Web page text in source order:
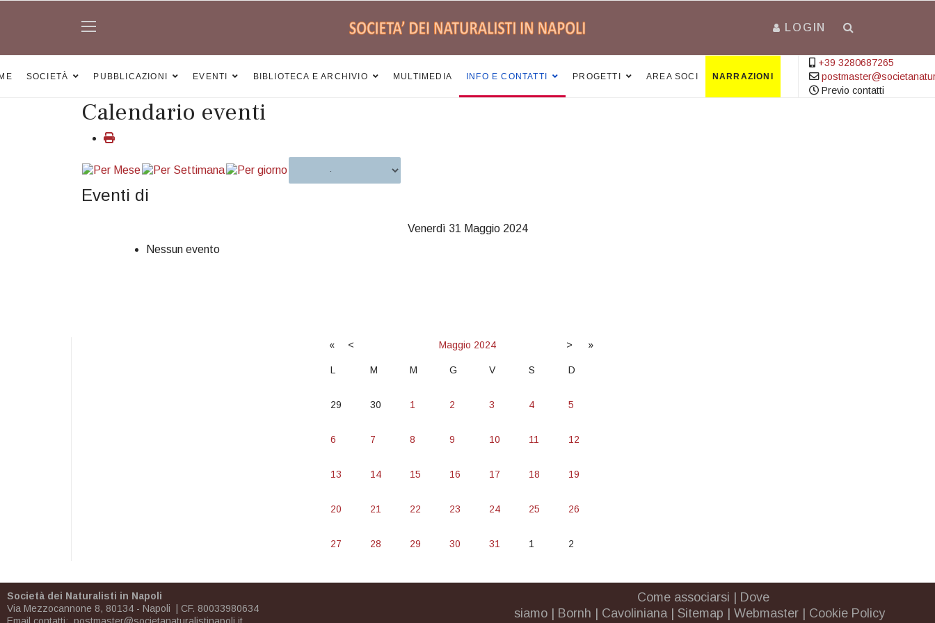
LOGIN
SOCIETÀ PUBBLICAZIONI EVENTI BIBLIOTECA E ARCHIVIO MULTIMEDIA INFO E CONTATTI PROGETTI AREA SOCI NARRAZIONI
+39 3280687265
Previo contatti
Calendario eventi
Eventi di
Venerdì 31 Maggio 2024
Nessun evento
« < Maggio 2024 > »
L M M G V S D
29 30 1 2 3 4 5
6 7 8 9 10 11 12
13 14 15 16 17 18 19
20 21 22 23 24 25 26
27 28 29 30 31 1 2
Società dei Naturalisti in Napoli
Via Mezzocannone 8, 80134 - Napoli | CF. 80033980634
Come associarsi
Dove
siamo
Bornh Cavoliniana| Sitemap Webmaster Cookie Policy